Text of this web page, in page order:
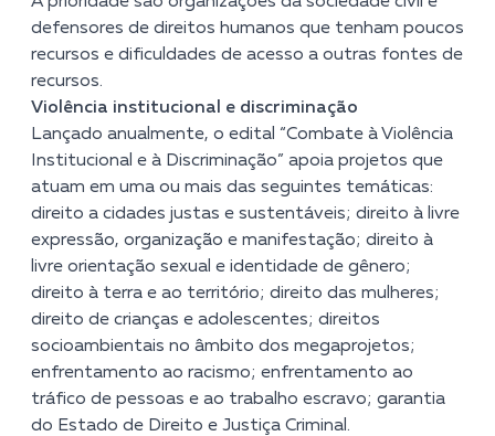
defensores de direitos humanos que tenham poucos
recursos e dificuldades de acesso a outras fontes de
recursos.
Violência institucional e discriminação
Lançado anualmente, o edital “Combate à Violência
Institucional e à Discriminação” apoia projetos que
atuam em uma ou mais das seguintes temáticas:
direito a cidades justas e sustentáveis; direito à livre
expressão, organização e manifestação; direito à
livre orientação sexual e identidade de gênero;
direito à terra e ao território; direito das mulheres;
direito de crianças e adolescentes; direitos
socioambientais no âmbito dos megaprojetos;
enfrentamento ao racismo; enfrentamento ao
tráfico de pessoas e ao trabalho escravo; garantia
do Estado de Direito e Justiça Criminal.